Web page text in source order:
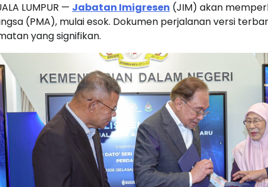
LUMPUR — Jabatan Imigresen (JIM) akan
(PMA), mulai esok. Dokumen perjalanan versi
yang signifikan.